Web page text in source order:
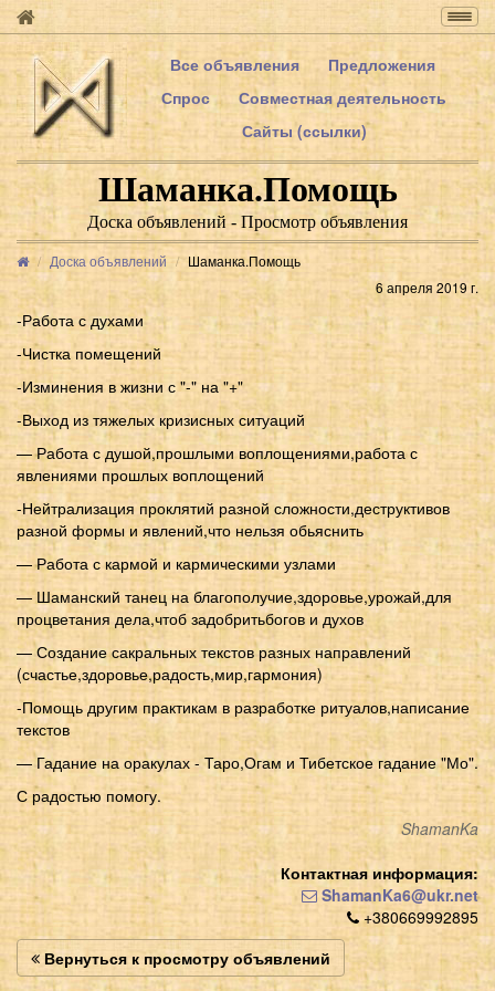
Все объявления
Предложения
Спрос
Совместная деятельность
Сайты (ссылки)
Шаманка.Помощь
Доска объявлений - Просмотр объявления
Доска объявлений
Шаманка.Помощь
6 апреля 2019 г.
-Работа с духами
-Чистка помещений
-Изминения в жизни с "-" на "+"
-Выход из тяжелых кризисных ситуаций
— Работа с душой,прошлыми воплощениями,работа с
явлениями прошлых воплощений
-Нейтрализация проклятий разной сложности,деструктивов
разной формы и явлений,что нельзя обьяснить
— Работа с кармой и кармическими узлами
— Шаманский танец на благополучие,здоровье,урожай,для
процветания дела,чтоб задобритьбогов и духов
— Создание сакральных текстов разных направлений
(счастье,здоровье,радость,мир,гармония)
-Помощь другим практикам в разработке ритуалов,написание
текстов
— Гадание на оракулах - Таро,Огам и Тибетское гадание "Мо".
С радостью помогу.
ShamanKa
Контактная информация:
ShamanKa6@ukr.net
+380669992895
Вернуться к просмотру объявлений